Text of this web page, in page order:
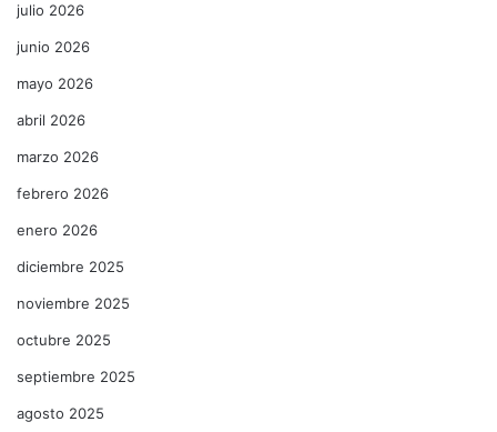
julio 2026
junio 2026
mayo 2026
abril 2026
marzo 2026
febrero 2026
enero 2026
diciembre 2025
noviembre 2025
octubre 2025
septiembre 2025
agosto 2025